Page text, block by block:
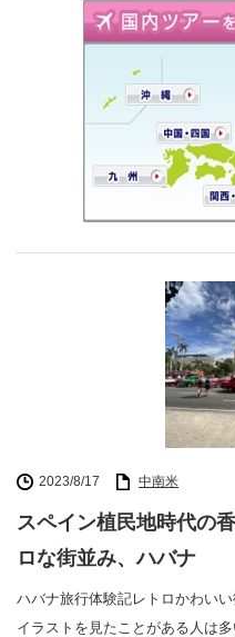
2023/8/17 中南米
スペイン植民地時代の
ロな街並み、ハバナ
ハバナ旅行体験記レトロかわい
イラストを見たことがある人は